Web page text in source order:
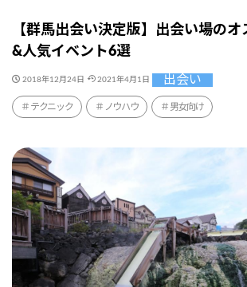
【群馬出会い決定版】出会い場の
&人気イベント6選
2018年12月24日 2021年4月1日 出会い
テクニック ノウハウ 男女向け